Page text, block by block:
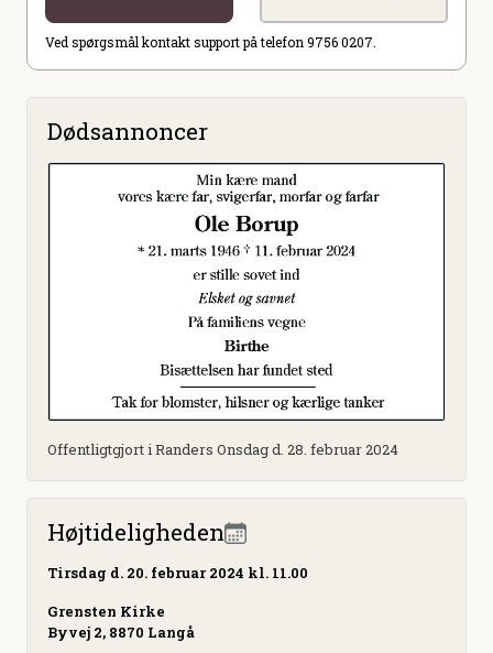
Ved spørgsmål kontakt support på telefon 9756 0207.
Dødsannoncer
Offentligtgjort i Randers Onsdag d. 28. februar 2024
Højtideligheden
Tirsdag d. 20. februar 2024 kl. 11.00
Grensten Kirke
Byvej 2, 8870 Langå